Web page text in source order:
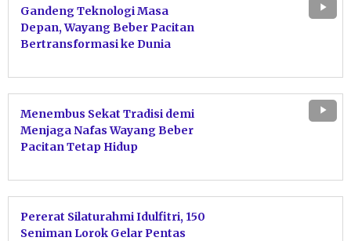
Gandeng Teknologi Masa
Depan, Wayang Beber Pacitan
Bertransformasi ke Dunia
Menembus Sekat Tradisi demi
Menjaga Nafas Wayang Beber
Pacitan Tetap Hidup
Pererat Silaturahmi Idulfitri, 150
Seniman Lorok Gelar Pentas